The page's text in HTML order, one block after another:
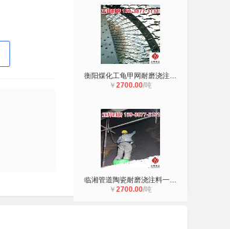
衡阳煤化工龟甲网耐磨浇注料施工工艺
￥ 2700.00/吨
临湘管道陶瓷耐磨浇注料一涂一抹 龟
￥ 2700.00/吨